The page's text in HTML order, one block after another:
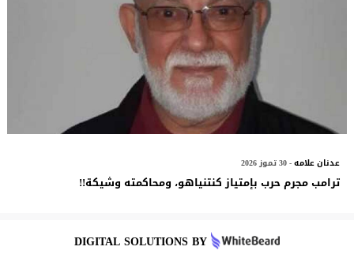
عدنان علامه- 30 تموز 2026
ترامب مجرم حرب بإمتياز كنتنياهو، ومحاكمته وشيكة!!
DIGITAL SOLUTIONS BY